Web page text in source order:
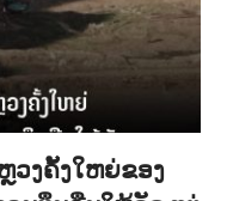
ວງຄັ້ງໃຫຍ່ຂອງ